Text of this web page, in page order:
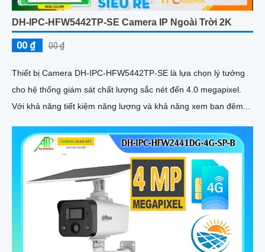
DH-IPC-HFW5442TP-SE Camera IP Ngoài Trời 2K
00 ₫ 00 ₫
Thiết bị Camera DH-IPC-HFW5442TP-SE là lựa chọn lý tưởng
cho hệ thống giám sát chất lượng sắc nét đến 4.0 megapixel.
Với khả năng tiết kiệm năng lượng và khả năng xem ban đêm...